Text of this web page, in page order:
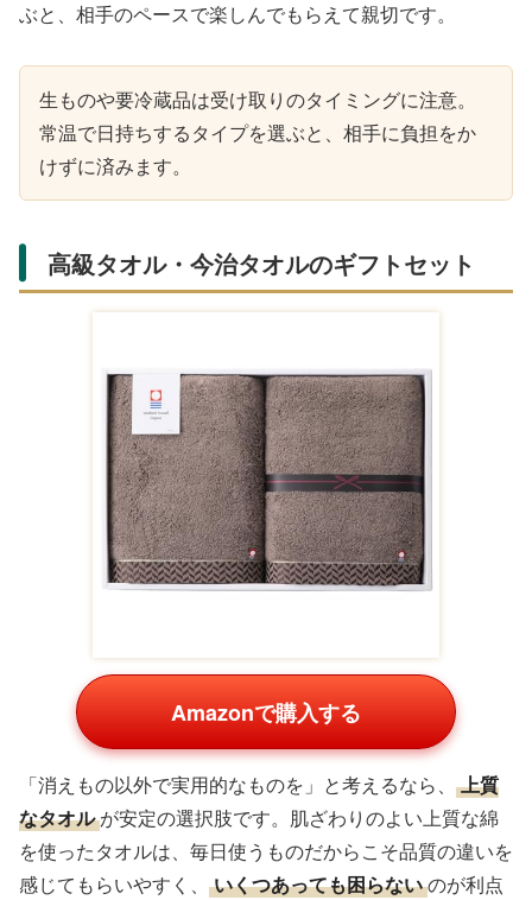
ぶと、相手のペースで楽しんでもらえて親切です。
生ものや要冷蔵品は受け取りのタイミングに注意。
常温で日持ちするタイプを選ぶと、相手に負担をか
けずに済みます。
高級タオル・今治タオルのギフトセット
Amazonで購入する
「消えもの以外で実用的なものを」と考えるなら、
上質
なタオル が安定の選択肢です。肌ざわりのよい上質な綿
を使ったタオルは、毎日使うものだからこそ品質の違いを
感じてもらいやすく、
いくつあっても困らないのが利点